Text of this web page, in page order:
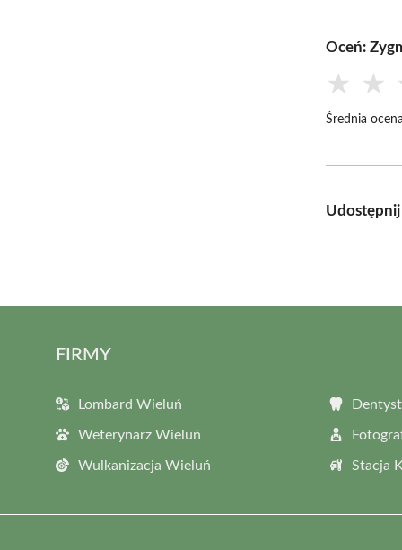
Oceń:
★ ★
Średnia
Udostępnij
FIRMY
Lombard Wieluń
Weterynarz Wieluń
Wulkanizacja Wieluń Stacja